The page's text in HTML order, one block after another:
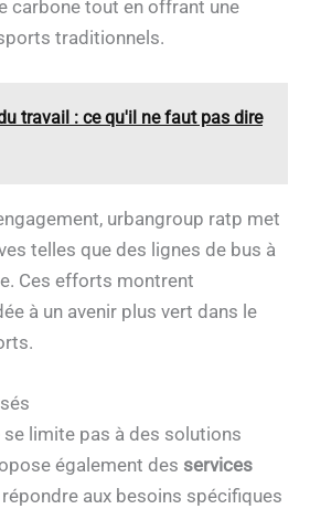
carbone tout en offrant une
traditionnels.
travail : ce qu'il ne faut pas dire
urbangroup ratp met
telles que des lignes de bus à
Ces efforts montrent
à un avenir plus vert dans le
limite pas à des solutions
également des services
aux besoins spécifiques